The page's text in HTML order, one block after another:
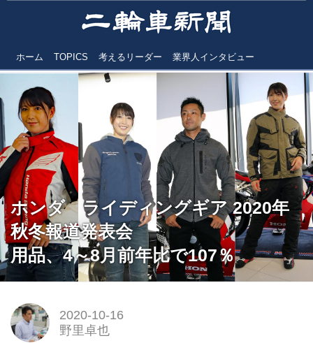
ホーム TOPICS 考えるリーダー 業界人インタビュー
ホンダ ライディングギア 2020年
秋冬報道発表会
用品、4～8月前年比で107％
2020-10-16
野里卓也